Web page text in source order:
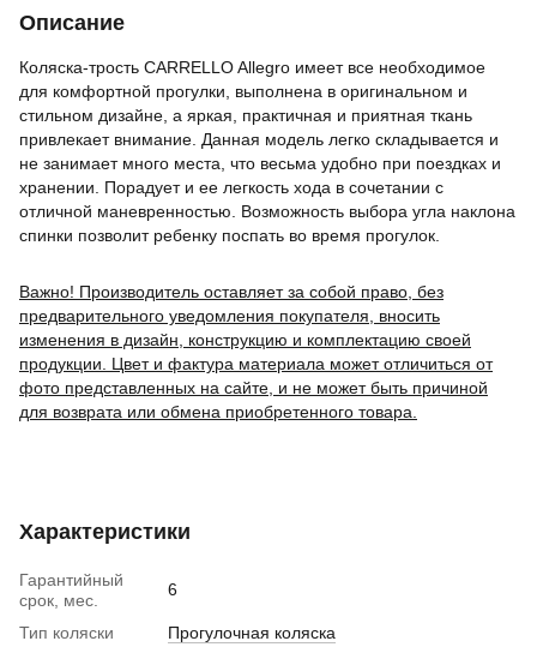
Описание
Коляска-трость CARRELLO Allegro имеет все необходимое
для комфортной прогулки, выполнена в оригинальном и
стильном дизайне, а яркая, практичная и приятная ткань
привлекает внимание. Данная модель легко складывается и
не занимает много места, что весьма удобно при поездках и
хранении. Порадует и ее легкость хода в сочетании с
отличной маневренностью. Возможность выбора угла наклона
спинки позволит ребенку поспать во время прогулок.
Важно! Производитель оставляет за собой право, без
предварительного уведомления покупателя, вносить
изменения в дизайн, конструкцию и комплектацию своей
продукции. Цвет и фактура материала может отличиться от
фото представленных на сайте, и не может быть причиной
для возврата или обмена приобретенного товара.
Характеристики
Гарантийный
срок, мес.
6
Тип коляски
Прогулочная коляска